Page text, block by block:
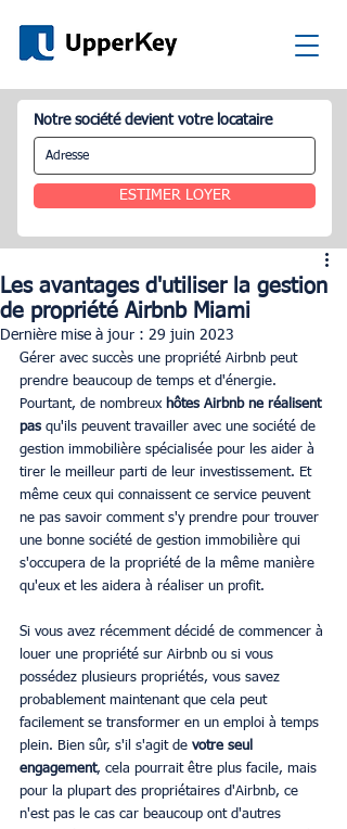
Notre société devient votre locataire
ESTIMER LOYER
Les avantages d'utiliser la gestion
de propriété Airbnb Miami
Dernière mise à jour : 29 juin 2023
Gérer avec succès une propriété Airbnb peut
prendre beaucoup de temps et d'énergie.
Pourtant, de nombreux hôtes Airbnb ne réalisent
pas qu'ils peuvent travailler avec une société de
gestion immobilière spécialisée pour les aider à
tirer le meilleur parti de leur investissement. Et
même ceux qui connaissent ce service peuvent
ne pas savoir comment s'y prendre pour trouver
une bonne société de gestion immobilière qui
s'occupera de la propriété de la même manière
qu'eux et les aidera à réaliser un profit.
Si vous avez récemment décidé de commencer à
louer une propriété sur Airbnb ou si vous
possédez plusieurs propriétés, vous savez
probablement maintenant que cela peut
facilement se transformer en un emploi à temps
plein. Bien sûr, s'il s'agit de votre seul
engagement, cela pourrait être plus facile, mais
pour la plupart des propriétaires d'Airbnb, ce
n'est pas le cas car beaucoup ont d'autres